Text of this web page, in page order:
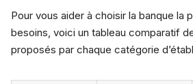
Pour vous aider à choisir la banque la
besoins, voici un tableau comparatif
proposés par chaque catégorie